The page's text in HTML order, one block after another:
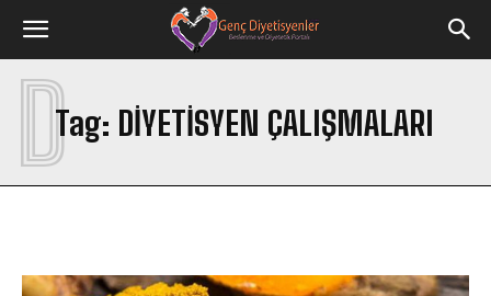
Tag: DIYETISYEN ÇALIŞMALARI
D